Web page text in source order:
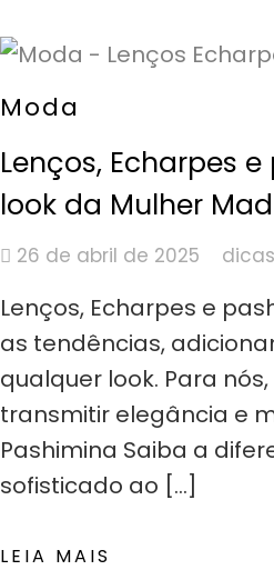
Moda
Lenços, Echarpes
look da Mulher
26 de abril de 2025
Lenços, Echarpes e
as tendências,
qualquer look. Para
transmitir elegância e
Pashimina Saiba a
sofisticado ao […]
LEIA MAIS